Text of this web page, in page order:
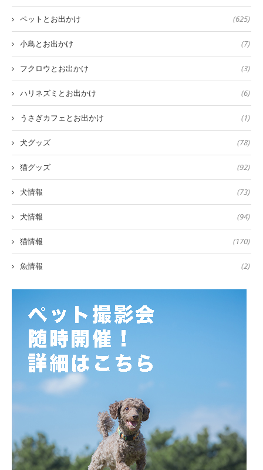
ペットとお出かけ (625)
小鳥とお出かけ (7)
フクロウとお出かけ (3)
ハリネズミとお出かけ (6)
うさぎカフェとお出かけ (1)
犬グッズ (78)
猫グッズ (92)
犬情報 (73)
犬情報 (94)
猫情報 (170)
魚情報 (2)